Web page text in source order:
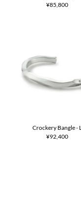
¥85,800
Crockery Bangle - L
¥92,400